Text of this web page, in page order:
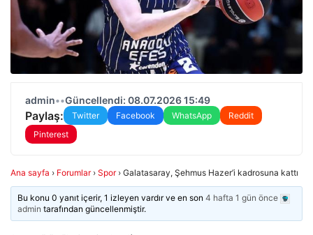
admin••Güncellendi: 08.07.2026 15:49
Paylaş: Twitter Facebook WhatsApp
Reddit
Pinterest
Ana sayfa › Forumlar › Spor › Galatasaray, Şehmus Hazer’i kadrosuna kattı
Bu konu 0 yanıt içerir, 1 izleyen vardır ve en son4 hafta 1 gün önce
admin tarafından güncellenmiştir.